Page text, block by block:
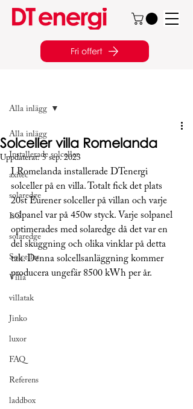
Fri offert
Alla inlägg
Installerade solceller
axitec
solaredge
LG
solaredge
Solceller
Villa
villatak
Jinko
luxor
FAQ
Referens
laddbox
Alla inlägg
Solceller villa Romelanda
Uppdaterat:5 sep. 2023
I Romelanda installerade DTenergi
solceller på en villa. Totalt fick det plats
20st Eurener solceller på villan och varje
solpanel var på 450w styck. Varje solpanel
optimerades med solaredge då det var en
del skuggning och olika vinklar på detta
tak. Denna solcellsanläggning kommer
producera ungefär 8500 kWh per år.